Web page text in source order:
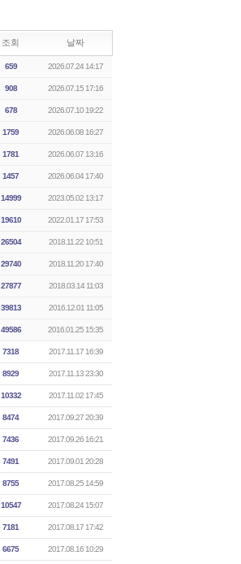
조회 날짜
659 2026.07.24 14:17
908 2026.07.15 17:16
678 2026.07.10 19:22
1759 2026.06.08 16:27
1781 2026.06.07 13:16
1457 2026.06.04 17:40
14999 2023.05.02 13:17
19610 2022.01.17 17:53
26504 2018.11.22 10:51
29740 2018.11.20 17:40
27877 2018.03.14 11:03
39813 2016.12.01 11:05
49586 2016.01.25 15:35
7318 2017.11.17 16:39
8929 2017.11.13 23:30
10332 2017.11.02 17:45
8474 2017.09.27 20:39
7436 2017.09.26 16:21
7491 2017.09.01 20:28
8755 2017.08.25 14:59
10547 2017.08.24 15:07
7181 2017.08.17 17:42
6675 2017.08.16 10:29